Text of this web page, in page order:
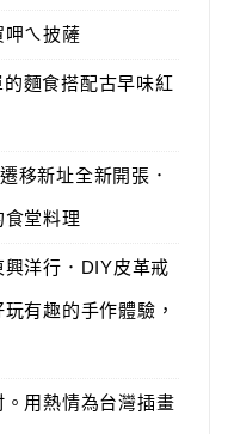
呷ㄟ披薩
的麵食搭配古早味紅
移新址全新開張．
堂料理
洋行．DIY皮革戒
有趣的手作體驗，
用熱情為台灣插畫